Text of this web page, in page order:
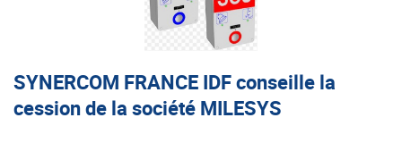
SYNERCOM FRANCE IDF conseille la
cession de la société MILESYS